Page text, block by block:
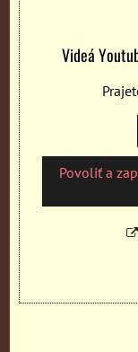
Videá
Povoliť a